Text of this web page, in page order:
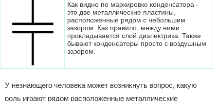
Как видно по маркировке конденсатора -
это две металлические пластины,
расположенные рядом с небольшим
зазором. Как правило, между ними
прокладывается слой диэлектрика. Также
бывают конденсаторы просто с воздушным
зазором.
У незнающего человека может возникнуть вопрос, какую
роль играют рядом расположенные металлические